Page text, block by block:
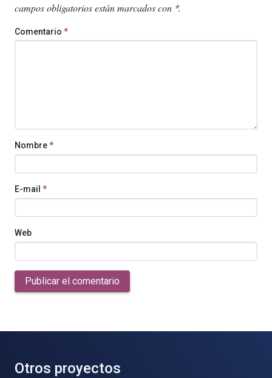
campos obligatorios están marcados con *.
Comentario *
Nombre*
E-mail *
Web
Publicar el comentario
Otros proyectos